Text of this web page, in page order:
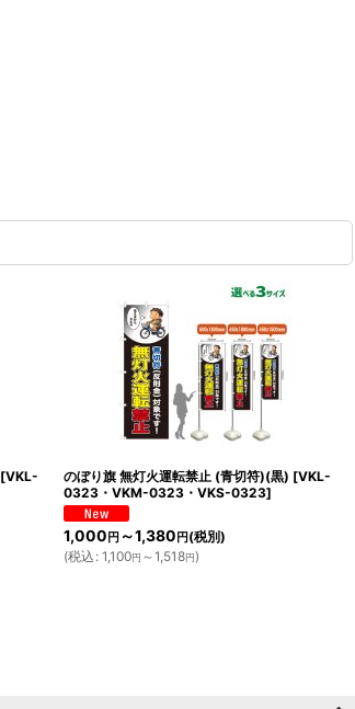
[VKL-
のぼり旗 無灯火運転禁止 (青切符)(黒) [VKL-
0323・VKM-0323・VKS-0323]
1,000 円 ～1,380 円 (税別)
(税込 : 1,100円 ～1,518円)